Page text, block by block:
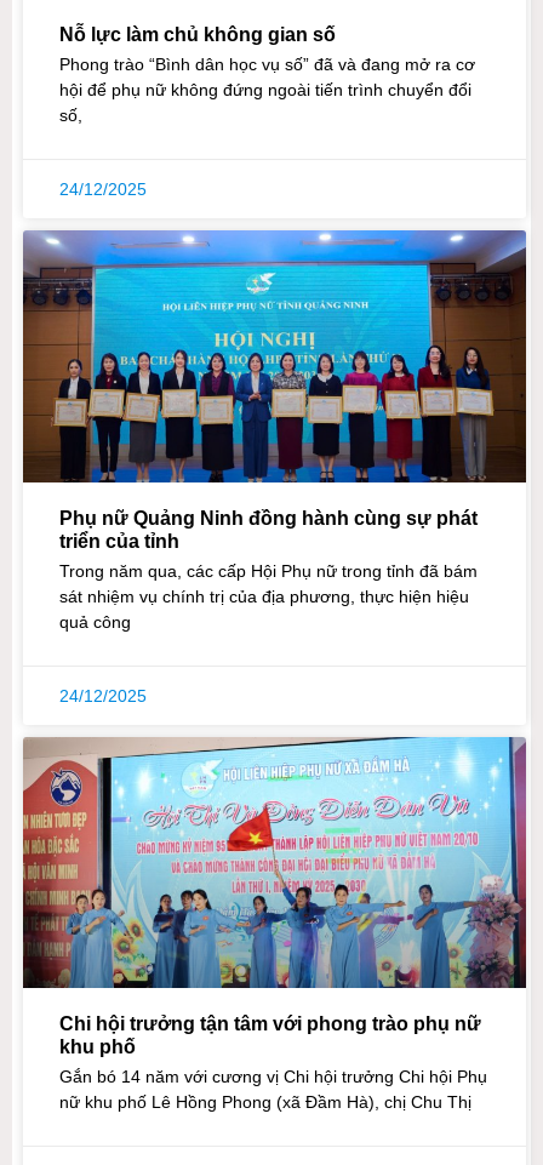
Nỗ lực làm chủ không gian số
Phong trào “Bình dân học vụ số” đã và đang mở ra cơ
hội để phụ nữ không đứng ngoài tiến trình chuyển đổi
số,
24/12/2025
Phụ nữ Quảng Ninh đồng hành cùng sự phát
triển của tỉnh
Trong năm qua, các cấp Hội Phụ nữ trong tỉnh đã bám
sát nhiệm vụ chính trị của địa phương, thực hiện hiệu
quả công
24/12/2025
Chi hội trưởng tận tâm với phong trào phụ nữ
khu phố
Gắn bó 14 năm với cương vị Chi hội trưởng Chi hội Phụ
nữ khu phố Lê Hồng Phong (xã Đầm Hà), chị Chu Thị